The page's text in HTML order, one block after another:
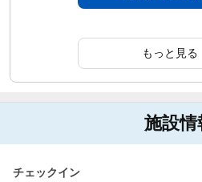
もっと見る
施設情
チェックイン